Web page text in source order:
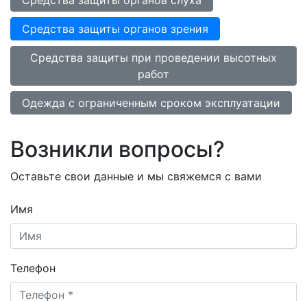
Средства защиты органов зрения
Средства защиты при проведении высотных
работ
Одежда с ограниченным сроком эксплуатации
Возникли вопросы?
Оставьте свои данные и мы свяжемся с вами
Имя
Телефон